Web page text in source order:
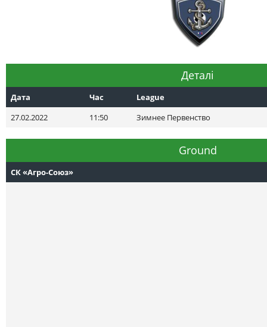
Деталі
Дата Час
League
27.02.2022
11:50 Зимнее Первенство
Ground
СК «Агро-Союз»